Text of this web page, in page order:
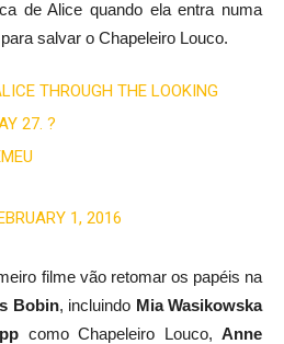
de Alice quando ela entra numa
para salvar o Chapeleiro Louco.
THROUGH THE LOOKING
27. ?
1, 2016
filme vão retomar os papéis na
Bobin, incluindo Mia Wasikowska
como Chapeleiro Louco,Anne